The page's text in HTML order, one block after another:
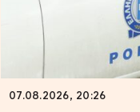
07.08.2026, 20:26